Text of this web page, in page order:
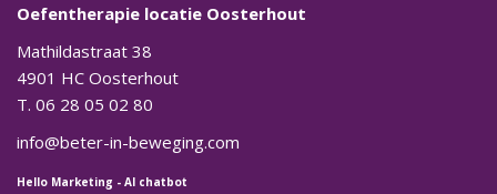
Oefentherapie locatie Oosterhout
Mathildastraat 38
4901 HC Oosterhout
T. 06 28 05 02 80
info@beter-in-beweging.com
Hello Marketing - AI chatbot